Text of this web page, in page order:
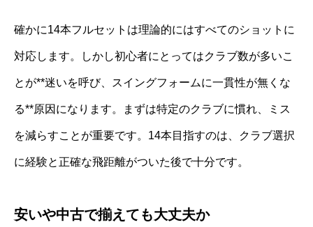
確かに14本フルセットは理論的にはすべてのショットに
対応します。しかし初心者にとってはクラブ数が多いこ
とが**迷いを呼び、スイングフォームに一貫性が無くな
る**原因になります。まずは特定のクラブに慣れ、ミス
を減らすことが重要です。14本目指すのは、クラブ選択
に経験と正確な飛距離がついた後で十分です。
安いや中古で揃えても大丈夫か